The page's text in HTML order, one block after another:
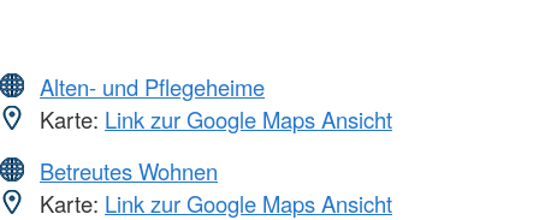
Alten- und Pflegeheime
Karte: Link zur Google Maps Ansicht
Betreutes Wohnen
Karte: Link zur Google Maps Ansicht